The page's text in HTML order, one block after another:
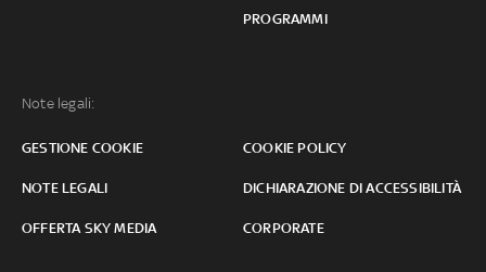
PROGRAMMI
Note legali:
GESTIONE COOKIE COOKIE POLICY
NOTE LEGALI DICHIARAZIONE DI ACCESSIBILITÀ
OFFERTA SKY MEDIA CORPORATE